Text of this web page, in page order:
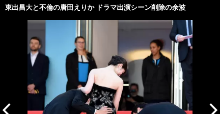
東出昌大と不倫の唐田えりか ドラマ出演シーン削除の余波